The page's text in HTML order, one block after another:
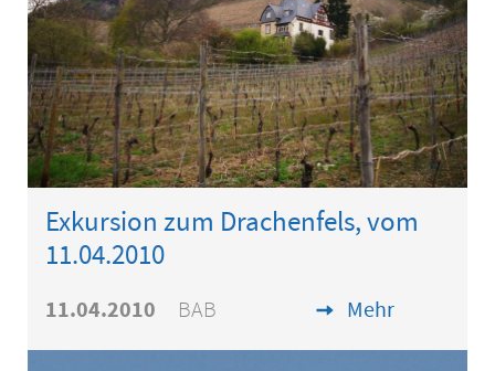
Exkursion zum Drachenfels, vom
11.04.2010
11.04.2010 BAB Mehr